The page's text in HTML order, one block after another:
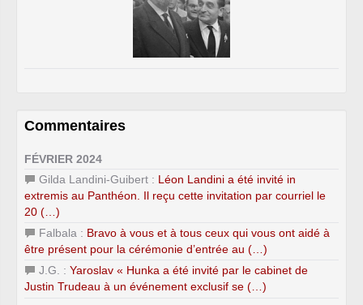
Commentaires
FÉVRIER 2024
Gilda Landini-Guibert : Léon Landini a été invité in
extremis au Panthéon. Il reçu cette invitation par courriel le
20 (…)
Falbala : Bravo à vous et à tous ceux qui vous ont aidé à
être présent pour la cérémonie d’entrée au (…)
J.G. : Yaroslav « Hunka a été invité par le cabinet de
Justin Trudeau à un événement exclusif se (…)